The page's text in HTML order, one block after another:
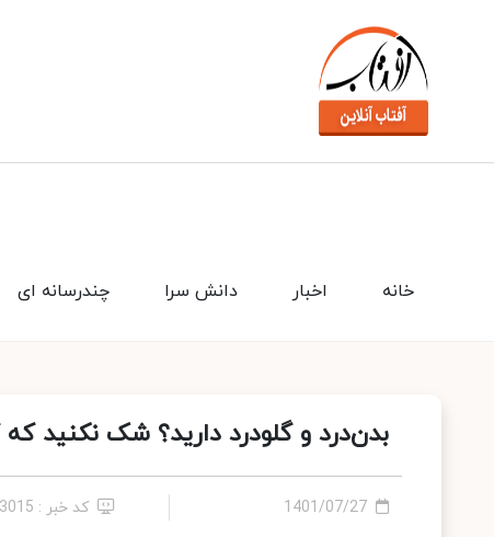
چندرسانه ای دانش سرا اخبار خانه
بدن‌درد و گلودرد دارید؟ شک نکنید که
1401/07/27 کد خبر : 13015